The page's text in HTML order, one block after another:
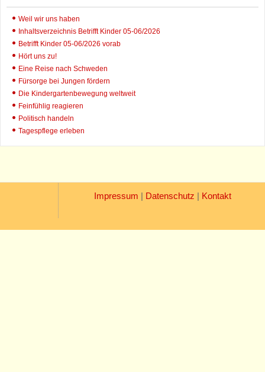
Weil wir uns haben
Inhaltsverzeichnis Betrifft Kinder 05-06/2026
Betrifft Kinder 05-06/2026 vorab
Hört uns zu!
Eine Reise nach Schweden
Fürsorge bei Jungen fördern
Die Kindergartenbewegung weltweit
Feinfühlig reagieren
Politisch handeln
Tagespflege erleben
Impressum | Datenschutz | Kontakt